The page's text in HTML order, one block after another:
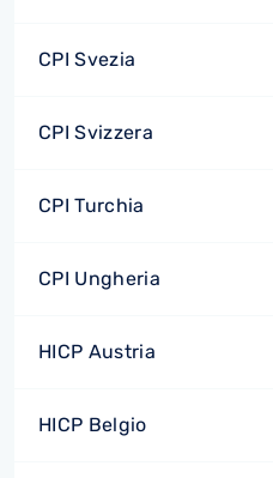
CPI Svezia
CPI Svizzera
CPI Turchia
CPI Ungheria
HICP Austria
HICP Belgio